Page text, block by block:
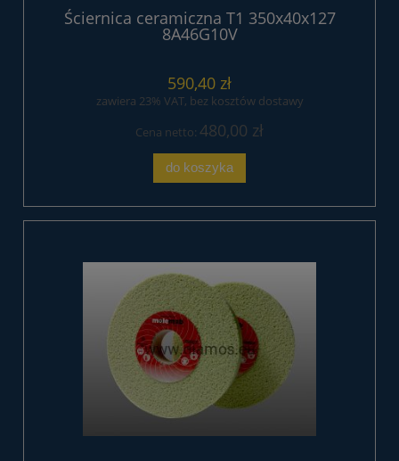
Ściernica ceramiczna T1 350x40x127
8A46G10V
590,40 zł
zawiera 23% VAT, bez kosztów dostawy
Cena netto: 480,00 zł
do koszyka